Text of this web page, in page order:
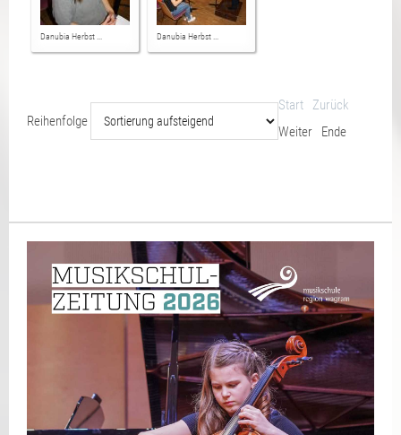
Danubia Herbst ... Danubia Herbst ...
Reihenfolge
Start
Zurück
Weiter
Ende